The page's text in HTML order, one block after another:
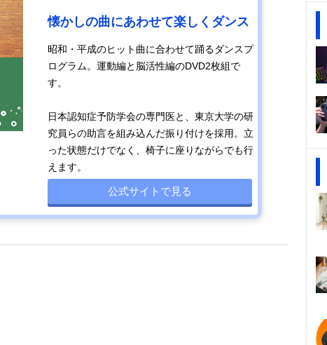
懐かしの曲にあわせて楽しくダンス
昭和・平成のヒット曲に合わせて踊るダンスプ
ログラム。運動編と脳活性編のDVD2枚組で
す。
日本認知症予防学会の専門医と、東京大学の研
究員らの助言を組み込んだ振り付けを採用。立
った状態だけでなく、椅子に座りながらでも行
えます。
公式サイトで見る